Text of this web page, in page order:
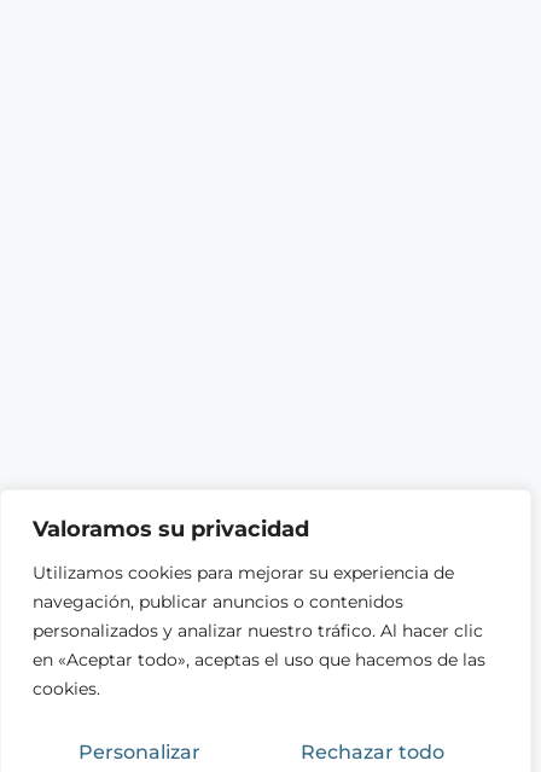
Valoramos su privacidad
Utilizamos cookies para mejorar su experiencia de
navegación, publicar anuncios o contenidos
personalizados y analizar nuestro tráfico. Al hacer clic
en «Aceptar todo», aceptas el uso que hacemos de las
cookies.
Personalizar Rechazar todo